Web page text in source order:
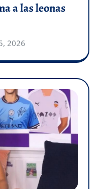
a las leonas
2026